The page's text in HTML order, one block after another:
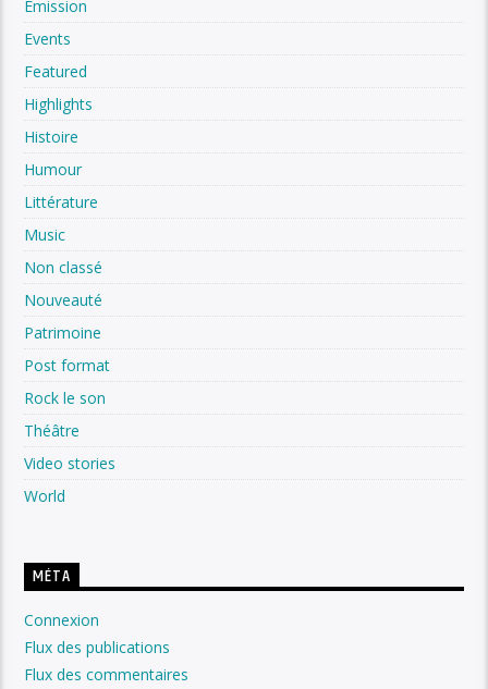
Emission
Events
Featured
Highlights
Histoire
Humour
Littérature
Music
Non classé
Nouveauté
Patrimoine
Post format
Rock le son
Théâtre
Video stories
World
MÉTA
Connexion
Flux des publications
Flux des commentaires